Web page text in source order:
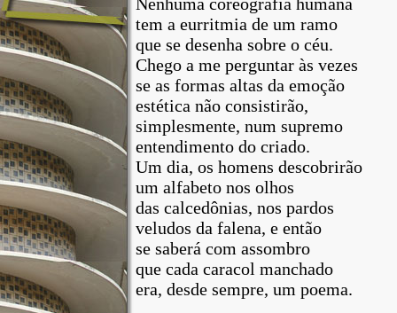
tem a eurritmia de um ramo
que se desenha sobre o céu.
Chego a me perguntar às vezes
se as formas altas da emoção
estética não consistirão,
simplesmente, num supremo
entendimento do criado.
Um dia, os homens descobrirão
um alfabeto nos olhos
das calcedônias, nos pardos
veludos da falena, e então
se saberá com assombro
que cada caracol manchado
era, desde sempre, um poema.